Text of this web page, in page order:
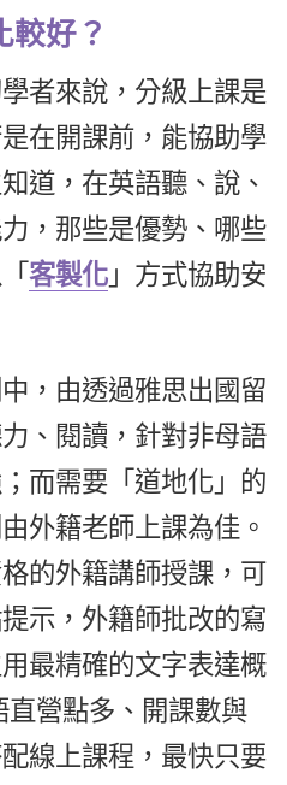
較好？
者來說，分級上課是
在開課前，能協助學
道，在英語聽、說、
，那些是優勢、哪些
客製化 」方式協助安
，由透過雅思出國留
、閱讀，針對非母語
而需要「道地化」的
由外籍老師上課為佳。
的外籍講師授課，可
示，外籍師批改的寫
最精確的文字表達概
營點多、開課數與
線上課程，最快只要